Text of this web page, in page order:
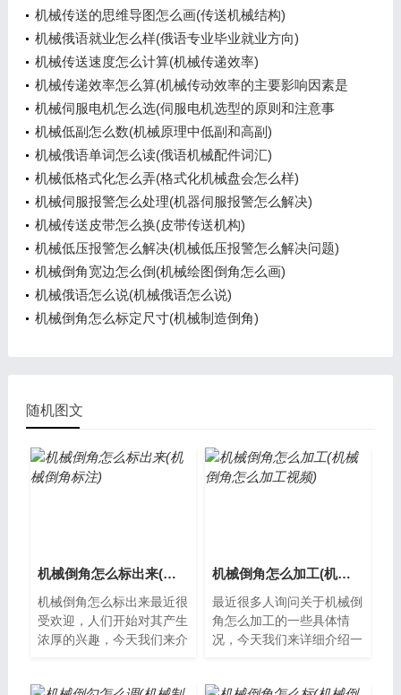
机械传送的思维导图怎么画(传送机械结构)
机械俄语就业怎么样(俄语专业毕业就业方向)
机械传送速度怎么计算(机械传递效率)
机械传递效率怎么算(机械传动效率的主要影响因素是
什么)
机械伺服电机怎么选(伺服电机选型的原则和注意事
项)
机械低副怎么数(机械原理中低副和高副)
机械俄语单词怎么读(俄语机械配件词汇)
机械低格式化怎么弄(格式化机械盘会怎么样)
机械伺服报警怎么处理(机器伺服报警怎么解决)
机械传送皮带怎么换(皮带传送机构)
机械低压报警怎么解决(机械低压报警怎么解决问题)
机械倒角宽边怎么倒(机械绘图倒角怎么画)
机械俄语怎么说(机械俄语怎么说)
机械倒角怎么标定尺寸(机械制造倒角)
随机图文
机械倒角怎么标出来(机械倒角标注)
机械倒角怎么标出来最近很
受欢迎，人们开始对其产生
浓厚的兴趣，今天我们来介
机械倒角怎么加工(机械倒角怎么加工视频)
最近很多人询问关于机械倒
角怎么加工的一些具体情
况，今天我们来详细介绍一